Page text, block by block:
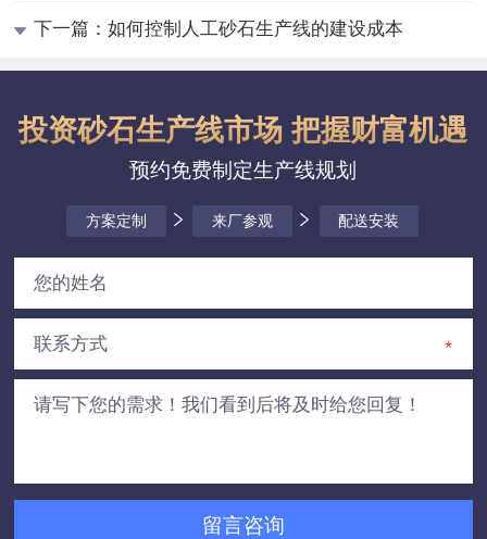
下一篇：如何控制人工砂石生产线的建设成本
投资砂石生产线市场 把握财富机遇
预约免费制定生产线规划
方案定制 来厂参观 配送安装